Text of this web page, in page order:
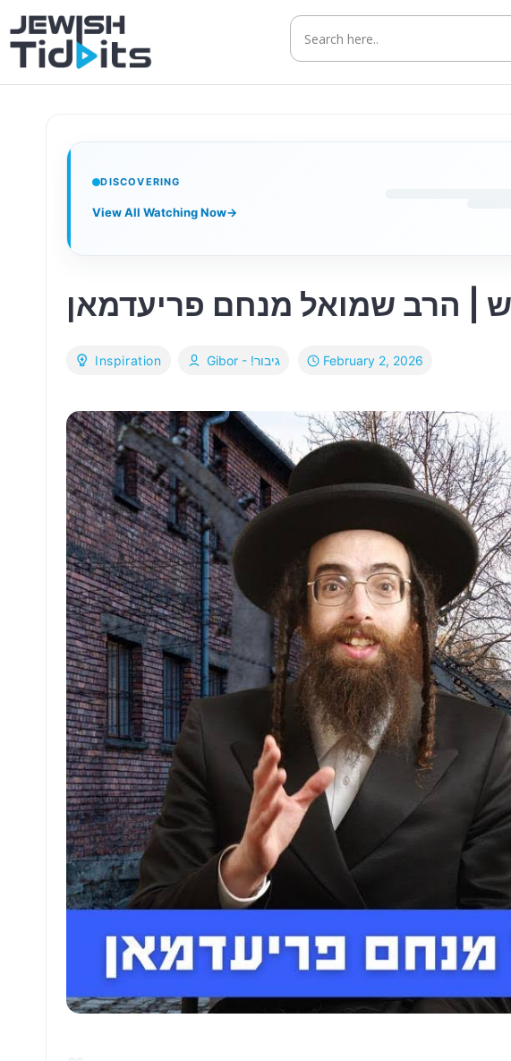
Skip
to
content
DISCOVERING
View All Watching Now→
Inspiration
| הרב שמואל מנחם פריעדמאן
Gibor - !גיבור February 2, 2026